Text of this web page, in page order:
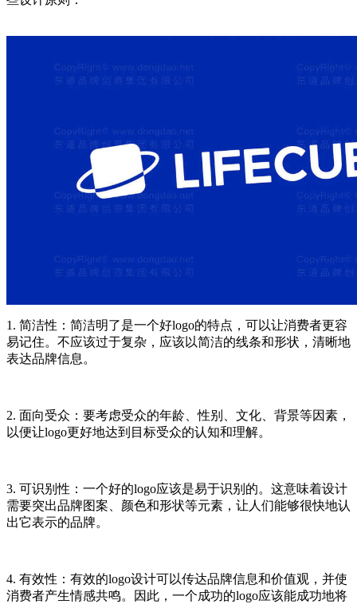
1. 简洁性：简洁明了是一个好logo的特点，可以让消费者更容
易记住。不应该过于复杂，应该以简洁的线条和形状，清晰地
表达品牌信息。
2. 面向受众：要考虑受众的年龄、性别、文化、背景等因素，
以便让logo更好地达到目标受众的认知和理解。
3. 可识别性：一个好的logo应该是易于识别的。这意味着设计
需要突出品牌图案、颜色和形状等元素，让人们能够很快地认
出它表示的品牌。
4. 有效性：有效的logo设计可以传达品牌信息和价值观，并使
消费者产生情感共鸣。因此，一个成功的logo应该能成功地将